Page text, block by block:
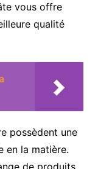
vous offre
qualité
possèdent une
en la matière.
de produits